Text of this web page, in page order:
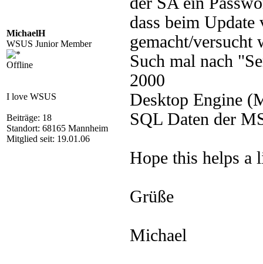
MichaelH
WSUS Junior Member
Offline
I love WSUS
Beiträge: 18
Standort: 68165 Mannheim
Mitglied seit: 19.01.06
dass beim
gemacht/versucht
Such mal nach
2000
Desktop Engine
SQL Daten der
Hope this helps a
Grüße
Michael